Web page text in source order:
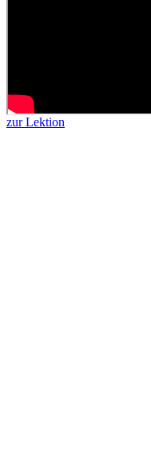
zur Lektion